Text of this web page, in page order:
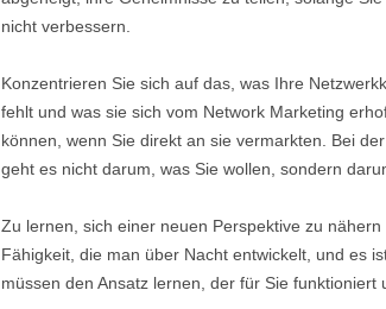
nicht verbessern.
Konzentrieren Sie sich auf das, was Ihre
fehlt und was sie sich vom Network Marketing
können, wenn Sie direkt an sie vermarkten. Bei
geht es nicht darum, was Sie wollen, sondern
Zu lernen, sich einer neuen Perspektive zu
Fähigkeit, die man über Nacht entwickelt, und es
müssen den Ansatz lernen, der für Sie funktioniert